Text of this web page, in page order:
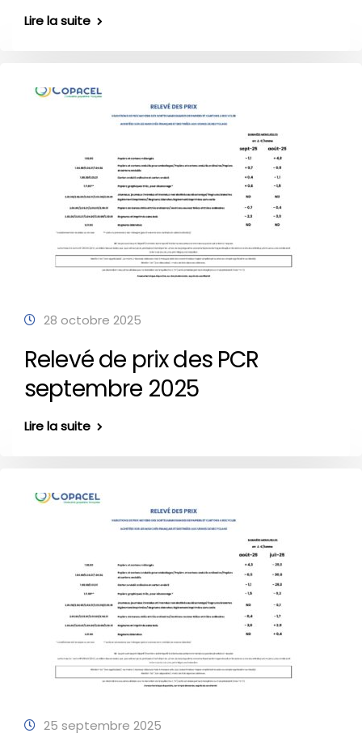
Lire la suite
28 octobre 2025
Relevé de prix des PCR
septembre 2025
Lire la suite
25 septembre 2025